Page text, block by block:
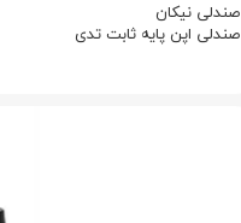
صندلی نیکان
صندلی اپن پایه ثابت تدی